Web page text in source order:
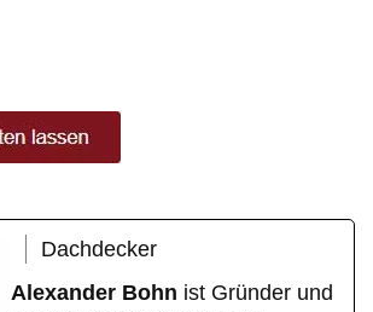
Dachdecker
Alexander Bohn ist Gründer und